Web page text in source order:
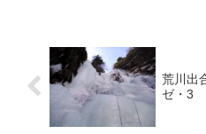
荒川出
ゼ・3